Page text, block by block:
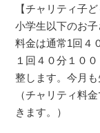
【チャリティ子
小学生以下のお子
料金は通常1回４
１回４０分１０
整します。今月も
（チャリティ料
きます。）